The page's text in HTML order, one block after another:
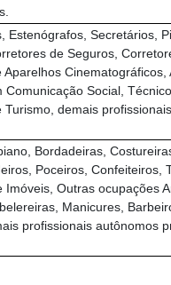
Secretários,
de Seguros,
Social,
demais
Bordadeiras,
Poceiros, Confeiteiros,
Outras ocupações
Manicures,
profissionais autônomos